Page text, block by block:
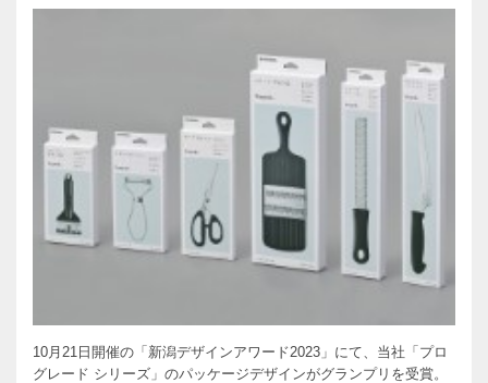
10月21日開催の「新潟デザインアワード2023」にて、当社「プロ
グレード シリーズ」のパッケージデザインがグランプリを受賞。